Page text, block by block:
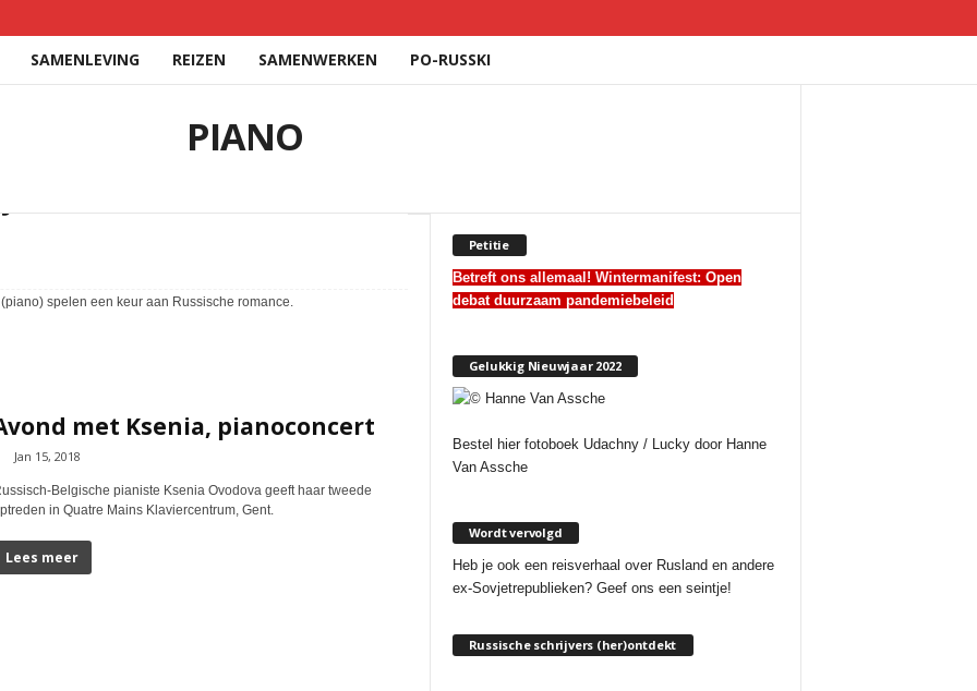
SAMENLEVING REIZEN SAMENWERKEN PO-RUSSKI
PIANO
spelen een keur aan Russische romance.
met Ksenia, pianoconcert
Jan 15, 2018
Belgische pianiste Ksenia Ovodova geeft haar tweede
in Quatre Mains Klaviercentrum, Gent.
Lees meer
Petitie
Betreft ons allemaal! Wintermanifest: Open
debat duurzaam pandemiebeleid
Gelukkig Nieuwjaar 2022
Bestel hier fotoboek Udachny / Lucky door Hanne
Van Assche
Wordt vervolgd
Heb je ook een reisverhaal over Rusland en andere
ex-Sovjetrepublieken? Geef ons een seintje!
Russische schrijvers (her)ontdekt